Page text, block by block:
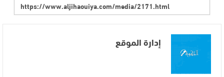
إدارة الموقع